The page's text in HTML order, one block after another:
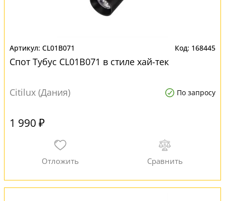
CL01B071 168445
Спот Тубус CL01B071 в стиле хай-тек
Citilux (Дания) По запросу
1 990 ₽